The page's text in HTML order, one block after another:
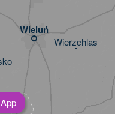
Wieluń
Wierzchlas